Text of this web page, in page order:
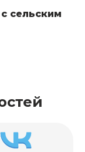
сельским